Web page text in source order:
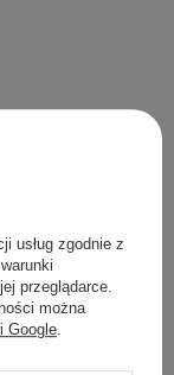
usług zgodnie z
przeglądarce.
można
Google.